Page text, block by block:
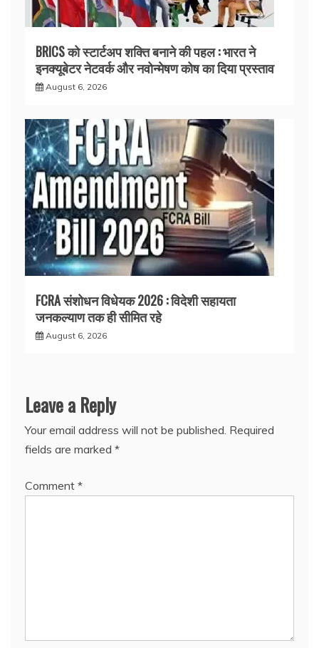
BRICS को स्टार्टअप शक्ति बनाने की पहल : भारत ने
इनक्यूबेटर नेटवर्क और नवोन्मेषण कोष का दिया प्रस्ताव
August 6, 2026
FCRA संशोधन विधेयक 2026 : विदेशी सहायता
जनकल्याण तक ही सीमित रहे
August 6, 2026
Leave a Reply
Your email address will not be published. Required
fields are marked *
Comment *